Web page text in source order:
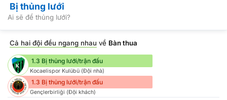
Bị thủng lưới
Ai sẽ để thủng lưới?
Cả hai đội đều ngang nhau về Bàn thua
1.3 Bị thủng lưới/trận đấu
Kocaelispor Kulübü (Đội nhà)
1.3 Bị thủng lưới/trận đấu
Gençlerbirliği (Đội khách)